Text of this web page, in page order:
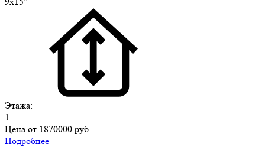
Этажа:
1
Цена от 1870000 руб.
Подробнее